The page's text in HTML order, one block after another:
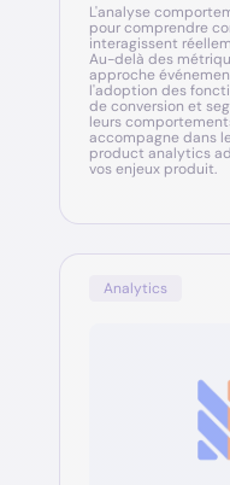
L'analyse
pour comprendre
interagissent
Au-delà des
approche
l'adoption des
de conversion et
leurs
accompagne dans
product analytics
vos enjeux produit.
Analytics